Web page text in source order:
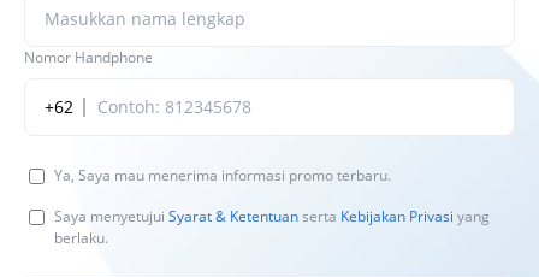
Nomor Handphone
+62
Ya, Saya mau menerima informasi promo terbaru.
Saya menyetujui Syarat & Ketentuanserta Kebijakan Privasi yang
berlaku.